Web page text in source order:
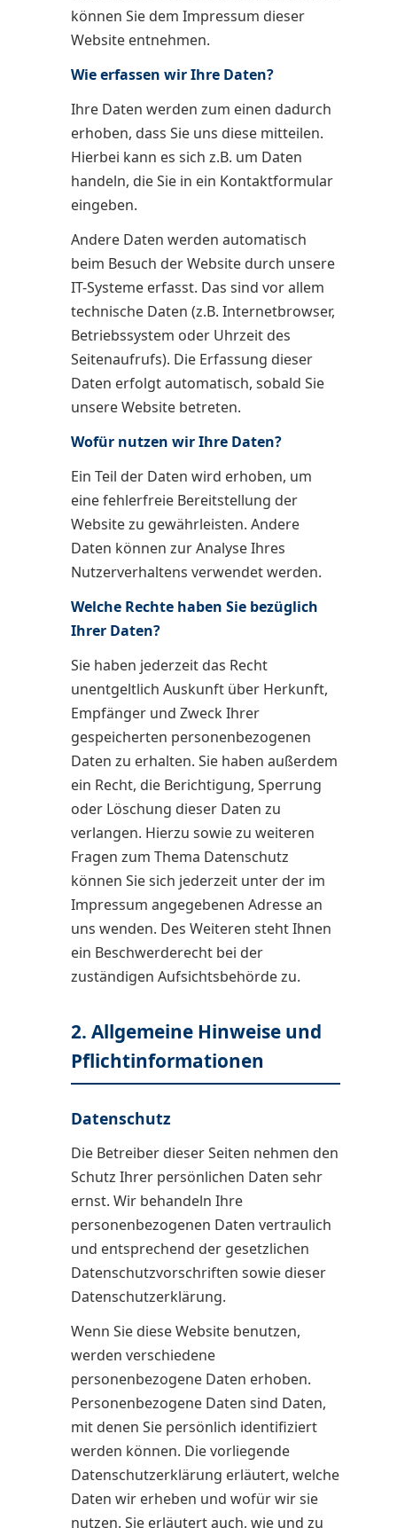
können Sie dem Impressum dieser
Website entnehmen.
Wie erfassen wir Ihre Daten?
Ihre Daten werden zum einen dadurch
erhoben, dass Sie uns diese mitteilen.
Hierbei kann es sich z.B. um Daten
handeln, die Sie in ein Kontaktformular
eingeben.
Andere Daten werden automatisch
beim Besuch der Website durch unsere
IT-Systeme erfasst. Das sind vor allem
technische Daten (z.B. Internetbrowser,
Betriebssystem oder Uhrzeit des
Seitenaufrufs). Die Erfassung dieser
Daten erfolgt automatisch, sobald Sie
unsere Website betreten.
Wofür nutzen wir Ihre Daten?
Ein Teil der Daten wird erhoben, um
eine fehlerfreie Bereitstellung der
Website zu gewährleisten. Andere
Daten können zur Analyse Ihres
Nutzerverhaltens verwendet werden.
Welche Rechte haben Sie bezüglich
Ihrer Daten?
Sie haben jederzeit das Recht
unentgeltlich Auskunft über Herkunft,
Empfänger und Zweck Ihrer
gespeicherten personenbezogenen
Daten zu erhalten. Sie haben außerdem
ein Recht, die Berichtigung, Sperrung
oder Löschung dieser Daten zu
verlangen. Hierzu sowie zu weiteren
Fragen zum Thema Datenschutz
können Sie sich jederzeit unter der im
Impressum angegebenen Adresse an
uns wenden. Des Weiteren steht Ihnen
ein Beschwerderecht bei der
zuständigen Aufsichtsbehörde zu.
2. Allgemeine Hinweise und
Pflichtinformationen
Datenschutz
Die Betreiber dieser Seiten nehmen den
Schutz Ihrer persönlichen Daten sehr
ernst. Wir behandeln Ihre
personenbezogenen Daten vertraulich
und entsprechend der gesetzlichen
Datenschutzvorschriften sowie dieser
Datenschutzerklärung.
Wenn Sie diese Website benutzen,
werden verschiedene
personenbezogene Daten erhoben.
Personenbezogene Daten sind Daten,
mit denen Sie persönlich identifiziert
werden können. Die vorliegende
Datenschutzerklärung erläutert, welche
Daten wir erheben und wofür wir sie
nutzen. Sie erläutert auch, wie und zu